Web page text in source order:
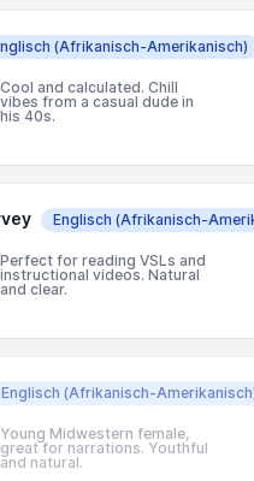
(Afrikanisch-Amerikanisch)
Cool and calculated. Chill
vibes from a casual dude in
his 40s.
Englisch (Afrikanisch-
Perfect for reading VSLs and
instructional videos. Natural
and clear.
Englisch (Afrikanisch-
Young Midwestern female,
great for narrations. Youthful
and natural.